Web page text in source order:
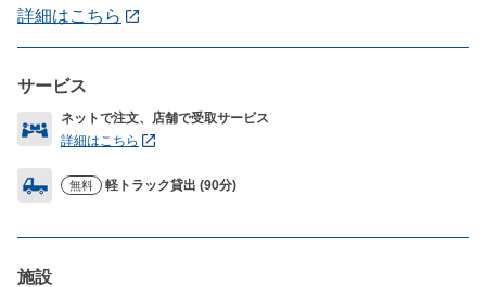
詳細はこちら
サービス
ネットで注文、店舗で受取サービス
詳細はこちら
無料 軽トラック貸出 (90分)
施設